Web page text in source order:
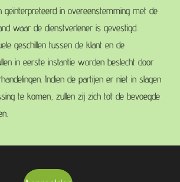
geïnterpreteerd in overeenstemming met de
waar de dienstverlener is gevestigd.
geschillen tussen de klant en de
in eerste instantie worden beslecht door
Indien de partijen er niet in slagen
te komen, zullen zij zich tot de bevoegde